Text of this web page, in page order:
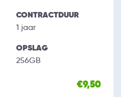
CONTRACTDUUR
1 jaar
OPSLAG
256GB
€9,50